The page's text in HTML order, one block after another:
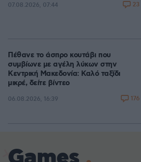
07.08.2026, 07:44 23
Πέθανε το άσπρο κουτάβι που
συμβίωνε με αγέλη λύκων στην
Κεντρική Μακεδονία: Καλό ταξίδι
μικρέ, δείτε βίντεο
06.08.2026, 16:39 176